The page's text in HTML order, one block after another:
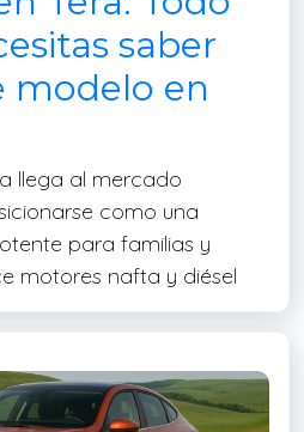
saber
modelo en
llega al mercado
como una
para familias y
motores nafta y diésel